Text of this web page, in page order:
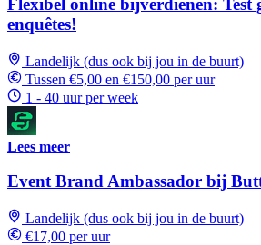
Flexibel online bijverdienen: Test
enquêtes!
Landelijk (dus ook bij jou in de buurt)
Tussen €5,00 en €150,00 per uur
1 - 40 uur per week
Lees meer
Event Brand Ambassador bij
Landelijk (dus ook bij jou in de buurt)
€17,00 per uur